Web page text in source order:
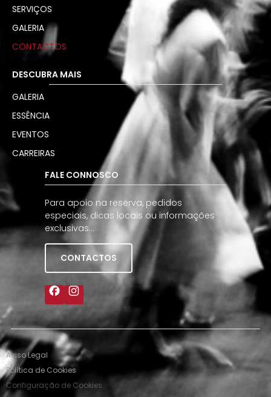
SERVIÇOS
GALERIA
CONTACTOS
DESCUBRA MAIS
GALERIA
ESSÊNCIA
EVENTOS
CARREIRAS
FALE CONNOSCO
Para apoio na reserva, pedidos
especiais, dicas locais ou informações
exclusivas…
CONTACTOS
Aviso Legal
Política de Cookies
Configuração de Cookies